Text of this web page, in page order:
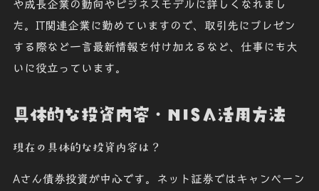
や成長企業の動向やビジネスモデルに詳しくなれまし
た。IT関連企業に勤めていますので、取引先にプレゼン
する際など一言最新情報を付け加えるなど、仕事にも大
いに役立っています。
具体的な投資内容・NISA活用方法
現在の具体的な投資内容は？
Aさん債券投資が中心です。 ネット証券ではキャンペーン